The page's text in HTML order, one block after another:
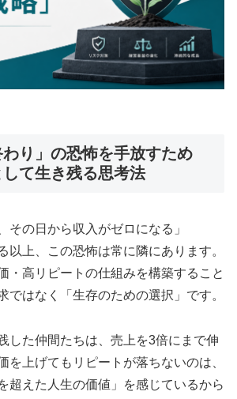
わり」の恐怖を手放すため
て生き残る思考法
その日から収入がゼロになる」
以上、この恐怖は常に隣にあります。
・高リピートの仕組みを構築すること
ではなく「生存のための選択」です。
した仲間たちは、売上を3倍にまで伸
を上げてもリピートが落ちないのは、
超えた人生の価値」を感じているから